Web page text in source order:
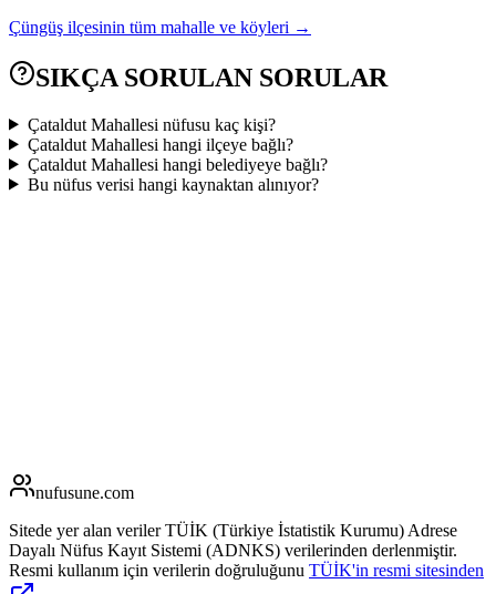
Çüngüş ilçesinin tüm mahalle ve köyleri →
SIKÇA SORULAN SORULAR
Çataldut Mahallesi nüfusu kaç kişi?
Çataldut Mahallesi hangi ilçeye bağlı?
Çataldut Mahallesi hangi belediyeye bağlı?
Bu nüfus verisi hangi kaynaktan alınıyor?
nufusune.com
Sitede yer alan veriler TÜİK (Türkiye İstatistik Kurumu) Adrese
Dayalı Nüfus Kayıt Sistemi (ADNKS) verilerinden derlenmiştir.
Resmi kullanım için verilerin doğruluğunu TÜİK'in resmi sitesinden